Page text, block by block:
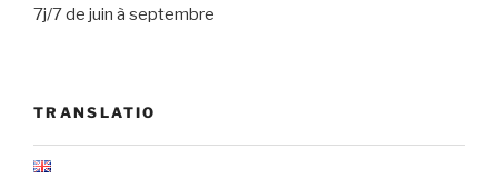
7j/7 de juin à septembre
TRANSLATIO